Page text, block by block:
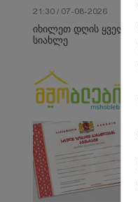
21:30 / 07-08-2026
იხილეთ დღის ყველა
სიახლე